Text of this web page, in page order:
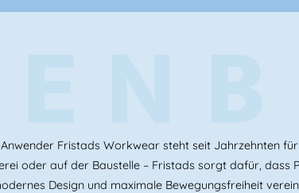
Fristads Workwear steht seit Jahrzehnten
oder auf der Baustelle – Fristads sorgt dafür,
Design und maximale Bewegungsfreiheit